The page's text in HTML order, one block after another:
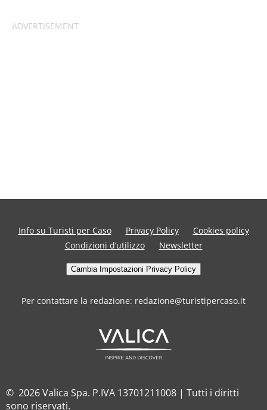
Info su Turisti per Caso Privacy Policy
Cookies policy
Condizioni d’utilizzo
Newsletter
Cambia Impostazioni Privacy Policy
Per contattare la redazione: redazione@turistipercaso.it
© 2026 Valica Spa. P.IVA 13701211008 | Tutti i diritti
sono riservati.